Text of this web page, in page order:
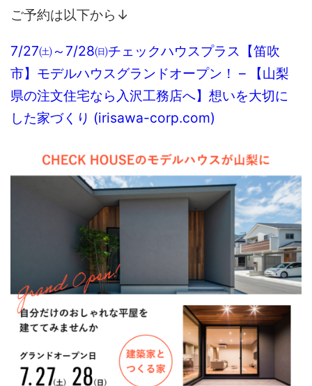
ご予約は以下から↓
7/27㈯～7/28㈰チェックハウスプラス【笛吹
市】モデルハウスグランドオープン！ – 【山梨
県の注文住宅なら入沢工務店へ】想いを大切に
した家づくり (irisawa-corp.com)